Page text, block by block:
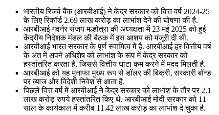
📝 डेली करेंट अफेयर्स: 19-21 जुलाई 2026
July 19, 2026
📝 डेली करेंट अफेयर्स: 16-18 जुलाई 2026
July 16, 2026
📝 डेली करेंट अफेयर्स: 13-15 जुलाई 2026
भारतीय रिजर्व बैंक (आरबीआई) ने केंद्र सरकार को वित्त वर्ष 2024-25
के लिए रिकॉर्ड 2.69 लाख करोड़ का लाभांश देने की घोषणा की है.
आरबीआई गवर्नर संजय मल्होत्रा की अध्यक्षता में 23 मई 2025 को हुई
केंद्रीय निदेशक मंडल की बैठक में इस आशय को मंजूरी दी थी.
आरबीआई भारत सरकार के पूर्ण स्वामित्व में है. आरबीआई हर वित्तीय वर्ष
के अंत में अपने अधिशेष को लाभांश के रूप में केंद्र सरकार को
हस्तांतरित करता है, जिससे वित्तीय घाटा कम करने में मदद मिलती है.
आरबीआई को यह मुनाफा मुख्य रूप से डॉलर की बिक्री, सरकारी बॉन्ड
पर ब्याज और विदेशी निवेश से आता है.
पिछले वित्त वर्ष में आरबीआई ने केंद्र सरकार को लाभांश के तौर पर 2.1
लाख करोड़ रुपये हस्तांतरित किए थे. आरबीआई मोदी सरकार को 11
साल के कार्यकाल में करीब 11.42 लाख करोड़ का लाभांश दे चुका है.